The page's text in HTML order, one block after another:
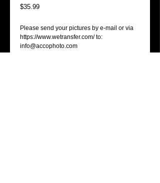
$35.99Price
Please send your pictures by e-mail or via
https://www.wetransfer.com/ to:
info@accophoto.com